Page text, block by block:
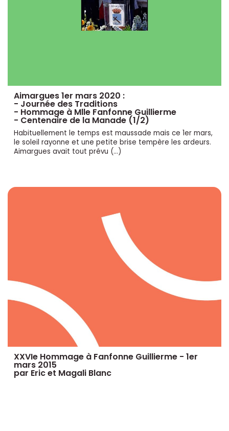
Aimargues 1er mars 2020 :
- Journée des Traditions
- Hommage à Mlle Fanfonne Guillierme
- Centenaire de la Manade (1/2)
Habituellement le temps est maussade mais ce 1er mars,
le soleil rayonne et une petite brise tempère les ardeurs.
Aimargues avait tout prévu (…)
XXVIe Hommage à Fanfonne Guillierme - 1er
mars 2015
par Eric et Magali Blanc